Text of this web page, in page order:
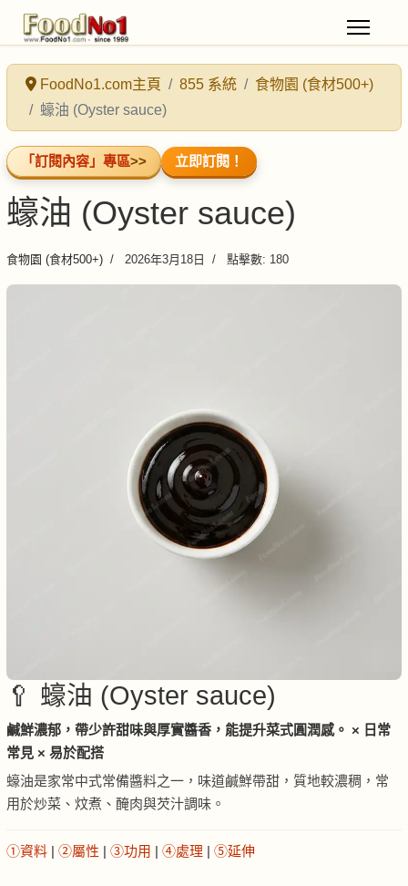
FoodNo1.com主頁 855 系統
食物園 (食材500+)
蠔油 (Oyster sauce)
「訂閱內容」專區>> 立即訂閱！
蠔油 (Oyster sauce)
食物園 (食材500+) 2026年3月18日 點擊數: 180
🥄 蠔油 (Oyster sauce)
鹹鮮濃郁，帶少許甜味與厚實醬香，能提升菜式圓潤感。 × 日常
常見 × 易於配搭
蠔油是家常中式常備醬料之一，味道鹹鮮帶甜，質地較濃稠，常
用於炒菜、炆煮、醃肉與芡汁調味。
①資料 | ②屬性 | ③功用 | ④處理 | ⑤延伸